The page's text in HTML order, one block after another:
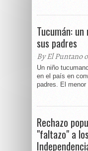
Tucumán:
sus padres
By El Puntano
Un niño
en el país en
padres. El
Rechazo
"faltazo" a